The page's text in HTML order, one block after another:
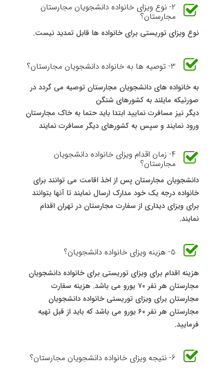
2- نوع ویزای خانواده دانشجویان مجارستان
مجارستان؟
نوع ویزای توریستی برای خانواده ها قابل تمدید نیست.
3- توصیه ها به خانواده دانشجویان مجارستان؟
به خانواده های دانشجویان مجارستان توصیه می گردد در
صورتیکه مایلند به کشورهای شنگن
دیگر نیز مسافرت نمایید ابتدا باید حتما به خاک مجارستان
ورود نمایند و سپس به کشورهای دیگر مسافرت نمایند
4- زمان اقدام ویزای خانواده دانشجویان
مجارستان؟
دانشجویان مجارستان پس از اخذ اقامت می توانند برای
خانواده درجه یک خود مدارک ارسال نمایند تا آنها بتوانند
برای ویزای دیداری از سفارت مجارستان در تهران اقدام
نمایند.
5- هزینه ویزای خانواده دانشجویان؟
هزینه اقدام برای ویزای توریستی برای خانواده دانشجویان
مجارستان هر نفر ۷۰ یورو می باشد. هزینه سفارت
مجارستان برای ویزای توریستی خانواده دانشجویان
مجارستان هر نفر ۶۰ یورو می باشد که باید از قبل تهیه
فرمایید.
6- نتیجه ویزای خانواده دانشجویان مجارستان؟